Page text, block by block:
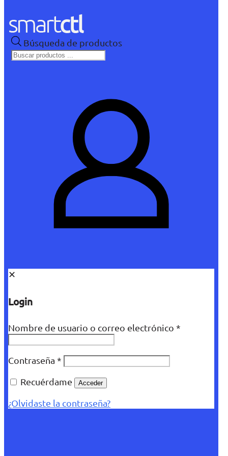
Búsqueda de productos
✕
Login
Nombre de usuario o correo electrónico *
Contraseña *
Recuérdame
Acceder
¿Olvidaste la contraseña?